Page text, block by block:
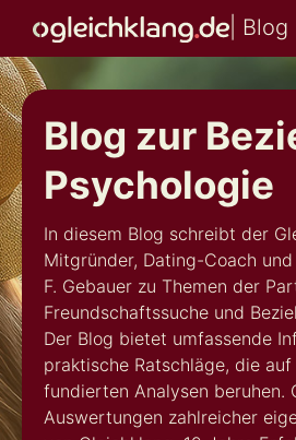
Gleichklang
Blog
| Blog
Blog zur
Psychologie
In diesem Blog schreibt der
Mitgründer, Dating-Coach
F. Gebauer zu Themen der
Freundschaftssuche und
Der Blog bietet umfassende
praktische Ratschläge, die
fundierten Analysen beruhen.
Auswertungen zahlreicher